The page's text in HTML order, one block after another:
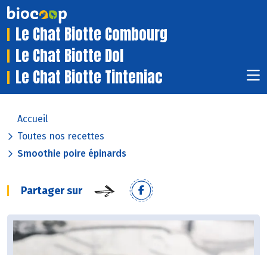
Le Chat Biotte Combourg
Le Chat Biotte Dol
Le Chat Biotte Tinteniac
Accueil
Toutes nos recettes
Smoothie poire épinards
Partager sur